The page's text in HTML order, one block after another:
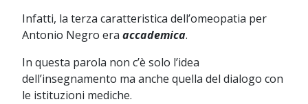
Infatti, la terza caratteristica dell’omeopatia per
Antonio Negro era accademica.
In questa parola non c’è solo l’idea
dell’insegnamento ma anche quella del dialogo con
le istituzioni mediche.